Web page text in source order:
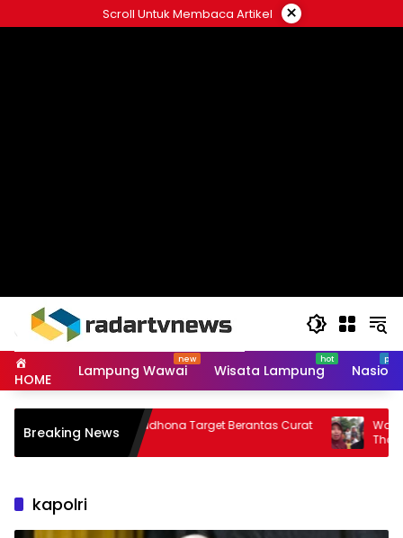
to
Scroll Untuk Membaca Artikel ×
HOME Lampung Wawai Wisata Lampung
Breaking News
AKBP Ramadhona Target Berantas Curat
& Curas
Warga Harap
Thoriqul Khoir
kapolri